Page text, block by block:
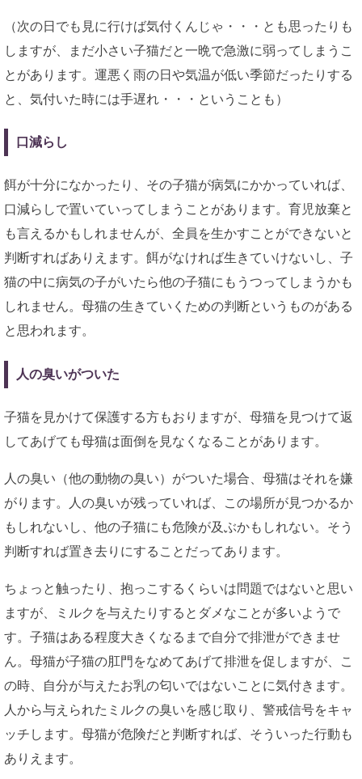
（次の日でも見に行けば気付くんじゃ・・・とも思ったりも
しますが、まだ小さい子猫だと一晩で急激に弱ってしまうこ
とがあります。運悪く雨の日や気温が低い季節だったりする
と、気付いた時には手遅れ・・・ということも）
口減らし
餌が十分になかったり、その子猫が病気にかかっていれば、
口減らしで置いていってしまうことがあります。育児放棄と
も言えるかもしれませんが、全員を生かすことができないと
判断すればありえます。餌がなければ生きていけないし、子
猫の中に病気の子がいたら他の子猫にもうつってしまうかも
しれません。母猫の生きていくための判断というものがある
と思われます。
人の臭いがついた
子猫を見かけて保護する方もおりますが、母猫を見つけて返
してあげても母猫は面倒を見なくなることがあります。
人の臭い（他の動物の臭い）がついた場合、母猫はそれを嫌
がります。人の臭いが残っていれば、この場所が見つかるか
もしれないし、他の子猫にも危険が及ぶかもしれない。そう
判断すれば置き去りにすることだってあります。
ちょっと触ったり、抱っこするくらいは問題ではないと思い
ますが、ミルクを与えたりするとダメなことが多いようで
す。子猫はある程度大きくなるまで自分で排泄ができませ
ん。母猫が子猫の肛門をなめてあげて排泄を促しますが、こ
の時、自分が与えたお乳の匂いではないことに気付きます。
人から与えられたミルクの臭いを感じ取り、警戒信号をキャ
ッチします。母猫が危険だと判断すれば、そういった行動も
ありえます。